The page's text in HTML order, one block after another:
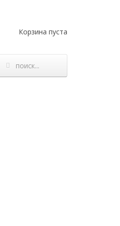
Корзина пуста